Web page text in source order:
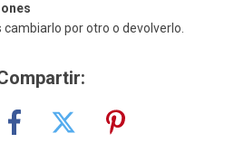
por otro o devolverlo.